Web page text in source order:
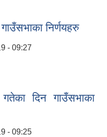
निर्णयहरु
- 09:27
दिन गाउँसभाका
- 09:25